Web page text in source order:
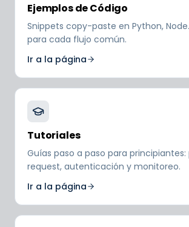
Ejemplos de Código
Snippets copy-paste en Python,
para cada flujo común.
Ir a la página
Tutoriales
Guías paso a paso para
request, autenticación y monitoreo.
Ir a la página